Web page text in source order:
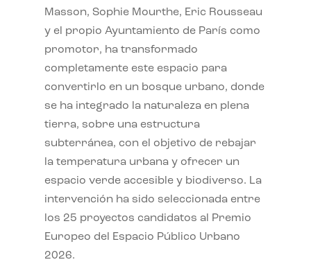
Masson, Sophie Mourthe, Eric Rousseau
y el propio Ayuntamiento de París como
promotor, ha transformado
completamente este espacio para
convertirlo en un bosque urbano, donde
se ha integrado la naturaleza en plena
tierra, sobre una estructura
subterránea, con el objetivo de rebajar
la temperatura urbana y ofrecer un
espacio verde accesible y biodiverso. La
intervención ha sido seleccionada entre
los 25 proyectos candidatos al Premio
Europeo del Espacio Público Urbano
2026.